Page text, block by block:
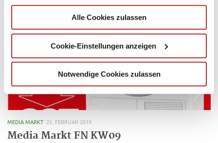
gesammelt haben.
Alle Cookies zulassen
Cookie-Einstellungen anzeigen
Notwendige Cookies zulassen
MEDIA MARKT 25. FEBRUAR 2019
Media Markt FN KW09